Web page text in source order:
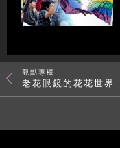
觀點專欄
老花眼鏡的花花世界